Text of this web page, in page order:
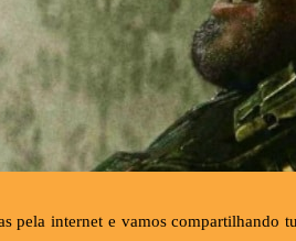
pela internet e vamos